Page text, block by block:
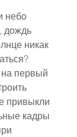
небо
дождь
никак
первый
привыкли
кадры